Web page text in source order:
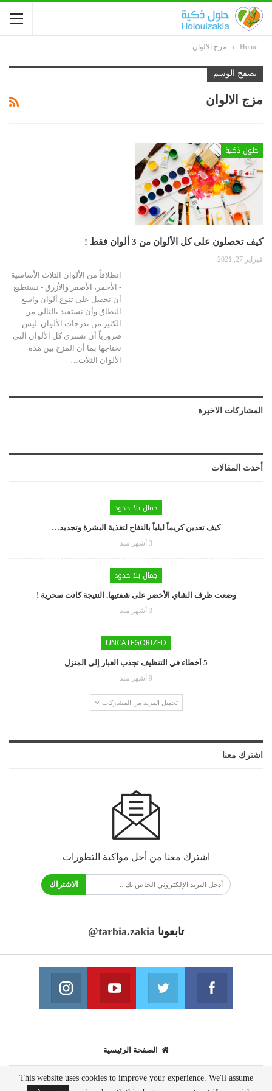
Home مزج الالوان
تصفح الوسم
مزج الالوان
حلول ذكية
كيف تحصلون على كل الألوان من 3 ألوان فقط !
فبراير 27, 2021
انطلاقاً من الألوان الثلاث الأساسية
- الأحمر، الأصفر والأزرق - نستطيع
أن نحصل على تنوع ألوان واسع
النطاق وأن نستفيد بالتالي من
الكثير من تدرجات الألوان. ليس
ضرورياً أن نشتري كل الألوان التي
نحتاجها بما أن المزج بين هذه
الألوان الثلاث…
المشاركات الاخيرة
أحدث المقالات
جمال بلا حدود
كيف تعدين كريماً ليلياً بالتفاح لتغذية البشرة وتجديد…
3 أشهر منذ
جمال بلا حدود
وضعت ظرف الشاي الأخضر على شفتيها. النتيجة كانت سحرية !
3 أشهر منذ
UNCATEGORIZED
5 أخطاء في التنظيف تجذب الغبار إلى المنزل
9 أشهر منذ
تحميل المزيد من المشاركات
اشترك معنا
اشترك معنا من أجل مواكبة التطورات
الاشتراك
تابعونا @tarbia.zakia
فايسبوك
انضم الينا انضم الينا
يوتيوب
انضم الينا
الصفحة الرئيسية
© 2020 - جميع الحقوق محفوظة.
This website uses cookies to improve your experience. We'll assume